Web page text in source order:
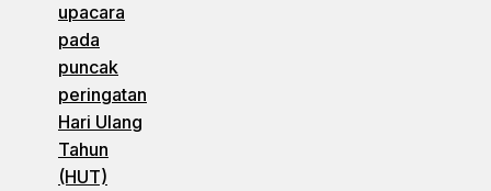
upacara
pada
puncak
peringatan
Hari Ulang
Tahun
(HUT)